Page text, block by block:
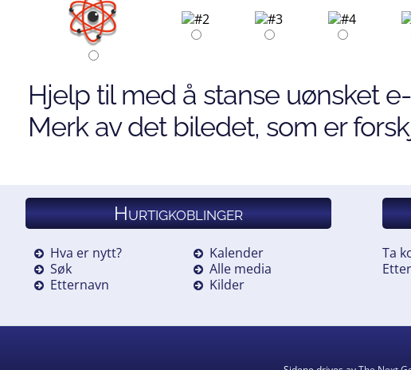
Hjelp til med å stanse uønsket
Merk av det biledet, som er
Hurtigkoblinger
Hva er nytt?
Søk
Etternavn
Kalender
Alle media
Kilder
Ta